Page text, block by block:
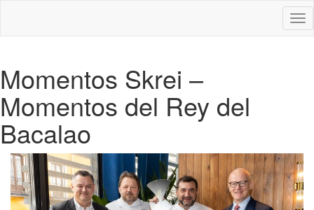
Momentos Skrei –
Momentos del Rey del
Bacalao